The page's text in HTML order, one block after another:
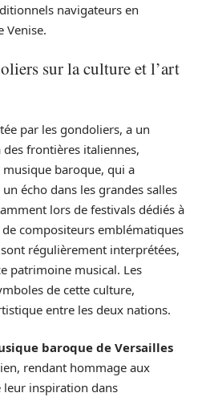
navigateurs en
Venise.
sur la culture et l’art
par les gondoliers, a un
frontières italiennes,
baroque, qui a
écho dans les grandes salles
lors de festivals dédiés à
compositeurs emblématiques
sont régulièrement interprétées,
patrimoine musical. Les
de cette culture,
entre les deux nations.
baroque de Versailles
rendant hommage aux
inspiration dans